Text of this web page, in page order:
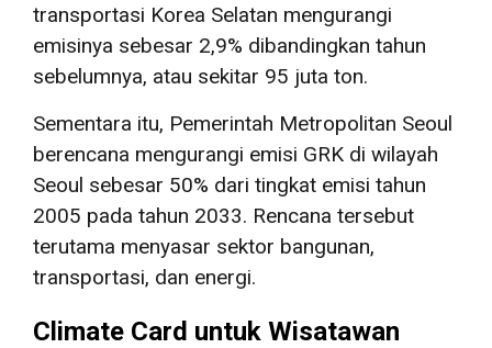
transportasi Korea Selatan mengurangi
emisinya sebesar 2,9% dibandingkan tahun
sebelumnya, atau sekitar 95 juta ton.
Sementara itu, Pemerintah Metropolitan Seoul
berencana mengurangi emisi GRK di wilayah
Seoul sebesar 50% dari tingkat emisi tahun
2005 pada tahun 2033. Rencana tersebut
terutama menyasar sektor bangunan,
transportasi, dan energi.
Climate Card untuk Wisatawan